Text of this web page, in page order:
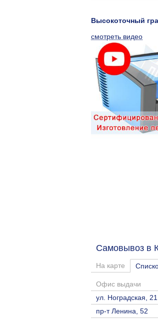
Высокоточный
смотреть видео
Самовывоз в
На карте
Офис выдачи
ул. Ноградская, 21
пр-т Ленина, 52